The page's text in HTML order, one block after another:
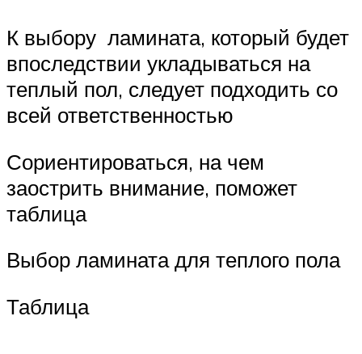
К выбору ламината, который будет
впоследствии укладываться на
теплый пол, следует подходить со
всей ответственностью
Сориентироваться, на чем
заострить внимание, поможет
таблица
Выбор ламината для теплого пола
Таблица